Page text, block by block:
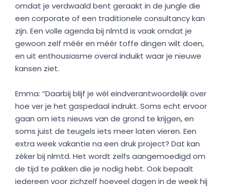
omdat je verdwaald bent geraakt in de jungle die
een corporate of een traditionele consultancy kan
zijn. Een volle agenda bij nlmtd is vaak omdat je
gewoon zelf méér en méér toffe dingen wilt doen,
en uit enthousiasme overal induikt waar je nieuwe
kansen ziet.
Emma: “Daarbij blijf je wél eindverantwoordelijk over
hoe ver je het gaspedaal indrukt. Soms echt ervoor
gaan om iets nieuws van de grond te krijgen, en
soms juist de teugels iets meer laten vieren. Een
extra week vakantie na een druk project? Dat kan
zéker bij nlmtd. Het wordt zelfs aangemoedigd om
de tijd te pakken die je nodig hebt. Ook bepaalt
iedereen voor zichzelf hoeveel dagen in de week hij